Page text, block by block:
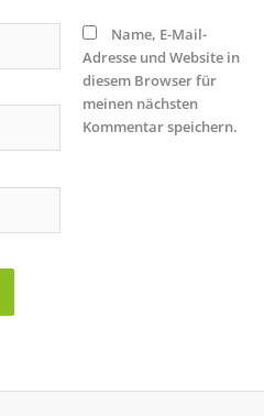
Name, E-Mail-
Adresse und Website in
diesem Browser für
meinen nächsten
Kommentar speichern.